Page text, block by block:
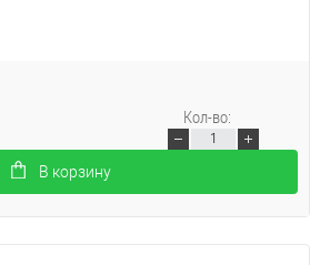
В корзину
Кол-во: